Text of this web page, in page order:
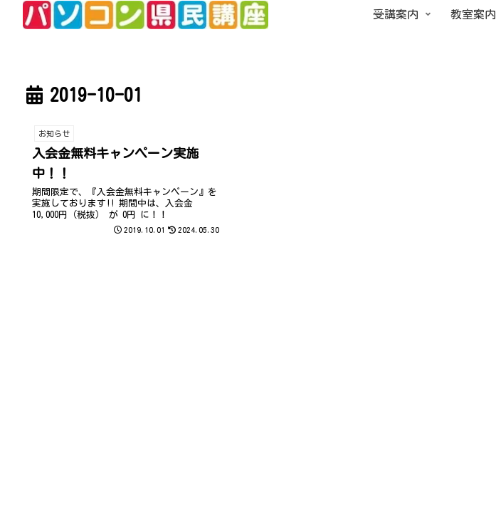
受講案内 教室案内
2019-10-01
お知らせ
入会金無料キャンペーン実施
中！！
期間限定で、『入会金無料キャンペーン』を
実施しております!! 期間中は、入会金
10,000円（税抜） が 0円 に！！
2019.10.01 2024.05.30